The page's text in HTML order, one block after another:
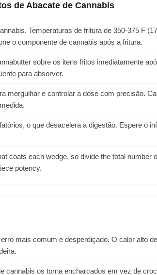
de Abacate de Cannabis
Temperaturas de fritura de 350-375 F
o componente de cannabis após a fritura.
sobre os itens fritos imediatamente
para absorver.
mergulhar e controlar a dose com precisão.
o que desacelera a digestão. Espere o
coats each wedge, so divide the total number
potency.
mais comum e desperdiçado. O calor alto
cannabis os torna encharcados em vez de